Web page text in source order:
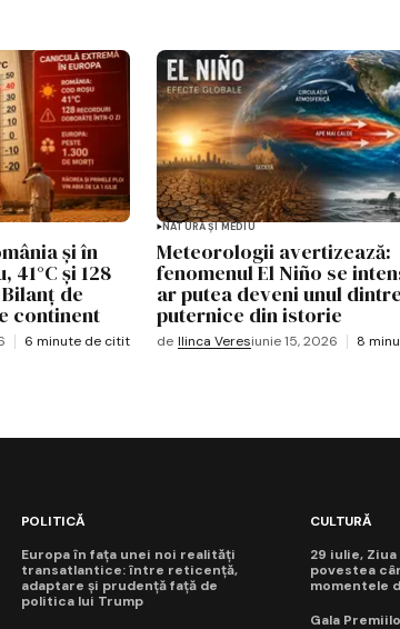
și în
și 128
de
continent
6 minute de citit
NATURĂ ȘI MEDIU
Meteorologii avertizează:
fenomenul El Niño se
ar putea deveni unul
puternice din istorie
de Ilinca Veresiunie 15, 2026 8
POLITICĂ
Europa în fața unei noi realități
transatlantice: între reticență,
adaptare și prudență față de
politica lui Trump
CULTURĂ
29 iulie,
povestea
momentele
Gala